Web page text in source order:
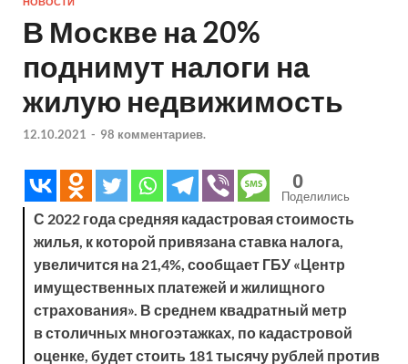
В Москве на 20%
поднимут налоги на
жилую недвижимость
12.10.2021 - 98 комментариев.
0
Поделились
С 2022 года средняя кадастровая стоимость
жилья, к которой привязана ставка налога,
увеличится на 21,4%, сообщает ГБУ «Центр
имущественных платежей и жилищного
страхования». В среднем квадратный метр
в столичных многоэтажках, по кадастровой
оценке, будет стоить 181 тысячу рублей против